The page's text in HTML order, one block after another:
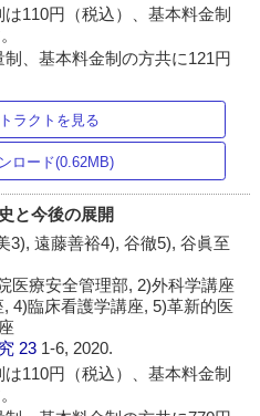
110円（税込）、基本料金制
、基本料金制の方共に121円
ラクトを見る
ロード(0.62MB)
と今後の展開
3), 遠藤善裕4), 谷徹5), 谷眞至
医療安全管理部, 2)外科学講座
4)臨床看護学講座, 5)革新的医
23 1-6, 2020.
110円（税込）、基本料金制